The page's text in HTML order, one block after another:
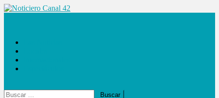
Saltar
Buscar: